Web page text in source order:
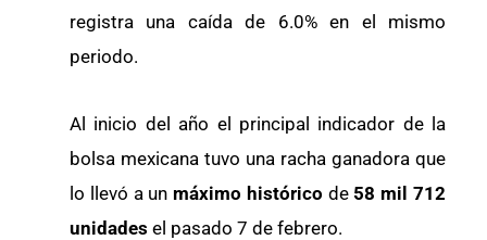
registra una caída de 6.0% en el mismo
periodo.
Al inicio del año el principal indicador de la
bolsa mexicana tuvo una racha ganadora que
lo llevó a un máximo histórico de58 mil 712
unidades el pasado 7 de febrero.